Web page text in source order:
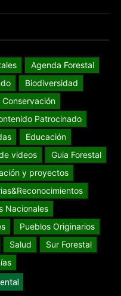
Agenda Forestal
Biodiversidad
Conservación
Patrocinado
Educación
videos
Guia Forestal
y proyectos
Nacionales
Pueblos Originarios
Salud
Sur Forestal